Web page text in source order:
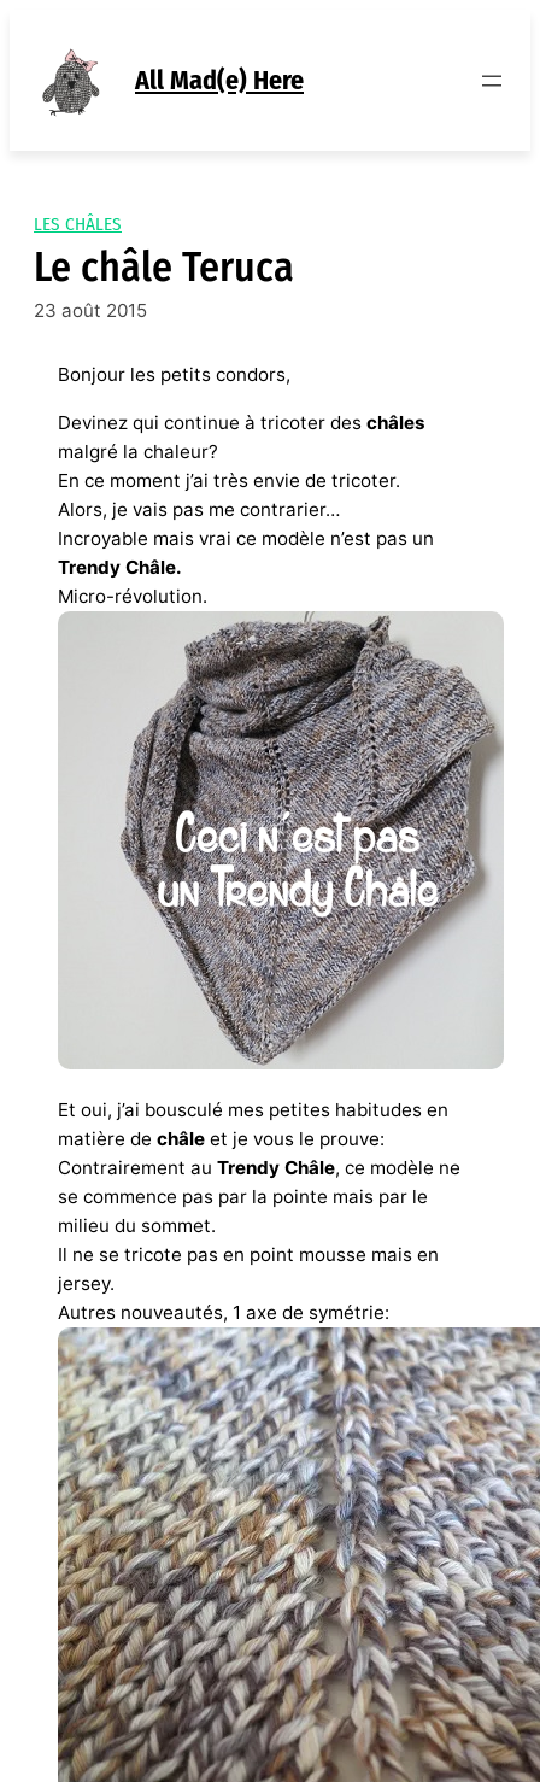
contenu
All Mad(e) Here
LES CHÂLES
Le châle Teruca
23 août 2015
Bonjour les petits condors,
Devinez qui continue à tricoter des châles
malgré la chaleur?
En ce moment j’ai très envie de tricoter.
Alors, je vais pas me contrarier…
Incroyable mais vrai ce modèle n’est pas un
Trendy Châle.
Micro-révolution.
Et oui, j’ai bousculé mes petites habitudes en
matière de châle et je vous le prouve:
Contrairement au Trendy Châle, ce modèle ne
se commence pas par la pointe mais par le
milieu du sommet.
Il ne se tricote pas en point mousse mais en
jersey.
Autres nouveautés, 1 axe de symétrie: